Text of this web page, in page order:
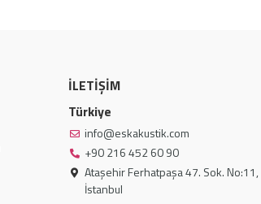
İLETİŞİM
Türkiye
info@eskakustik.com
+90 216 452 60 90
Ataşehir Ferhatpaşa 47. Sok. No:11,
İstanbul